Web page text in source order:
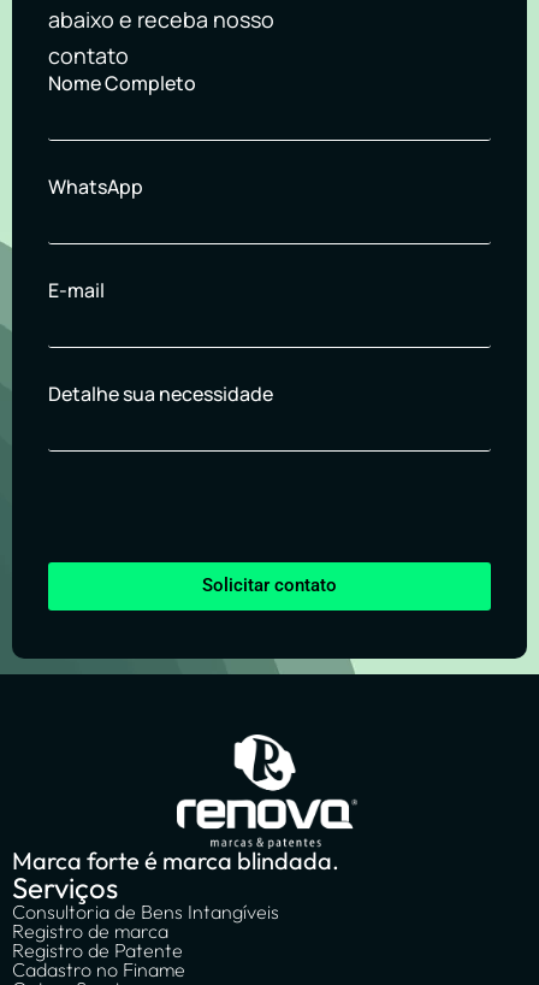
abaixo e receba nosso
contato
Nome Completo
WhatsApp
E-mail
Detalhe sua necessidade
Solicitar contato
Marca forte é marca blindada.
Serviços
Consultoria de Bens Intangíveis
Registro de marca
Registro de Patente
Cadastro no Finame